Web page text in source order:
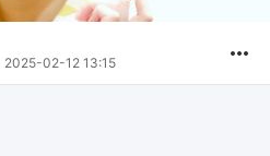
2025-02-12 13:15